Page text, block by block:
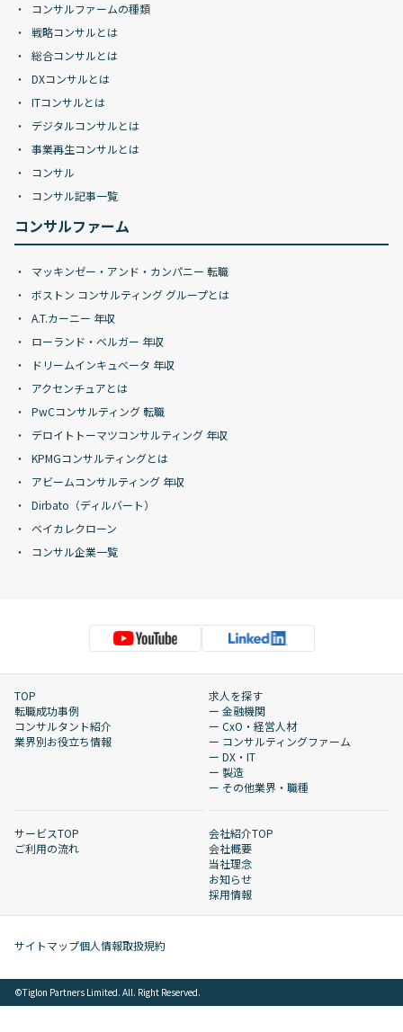
コンサルファームの種類
戦略コンサルとは
総合コンサルとは
DXコンサルとは
ITコンサルとは
デジタルコンサルとは
事業再生コンサルとは
コンサル
コンサル記事一覧
コンサルファーム
マッキンゼー・アンド・カンパニー 転職
ボストン コンサルティング グループとは
A.T.カーニー 年収
ローランド・ベルガー 年収
ドリームインキュベータ 年収
アクセンチュアとは
PwCコンサルティング 転職
デロイトトーマツコンサルティング 年収
KPMGコンサルティングとは
アビームコンサルティング 年収
Dirbato（ディルバート）
ベイカレクローン
コンサル企業一覧
TOP
転職成功事例
コンサルタント紹介
業界別お役立ち情報
求人を探す
ー 金融機関
ー CxO・経営人材
ー コンサルティングファーム
ー DX・IT
ー 製造
ー その他業界・職種
サービスTOP
ご利用の流れ
会社紹介TOP
会社概要
当社理念
お知らせ
採用情報
サイトマップ個人情報取扱規約
©︎Tiglon Partners Limited. All. Right Reserved.